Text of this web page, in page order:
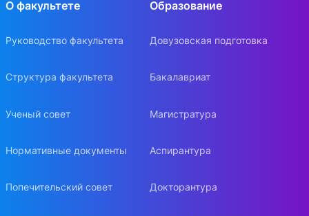
О факультете
Руководство факультета
Структура факультета
Ученый совет
Нормативные документы
Попечительский совет
Образование
Довузовская подготовка
Бакалавриат
Магистратура
Аспирантура
Докторантура